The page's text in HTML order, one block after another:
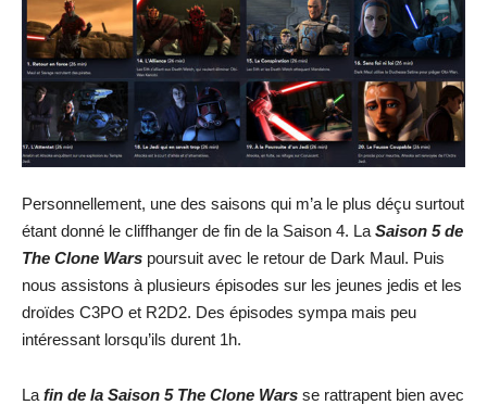
Personnellement, une des saisons qui m’a le plus déçu surtout
étant donné le cliffhanger de fin de la Saison 4. La Saison 5 de
The Clone Wars poursuit avec le retour de Dark Maul. Puis
nous assistons à plusieurs épisodes sur les jeunes jedis et les
droïdes C3PO et R2D2. Des épisodes sympa mais peu
intéressant lorsqu’ils durent 1h.
La fin de la Saison 5 The Clone Wars se rattrapent bien avec